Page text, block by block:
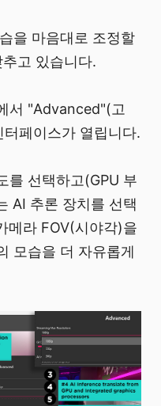
을 마음대로 조정할
고 있습니다.
서 "Advanced"(고
페이스가 열립니다.
를 선택하고(GPU 부
AI 추론 장치를 선택
메라 FOV(시야각)을
모습을 더 자유롭게